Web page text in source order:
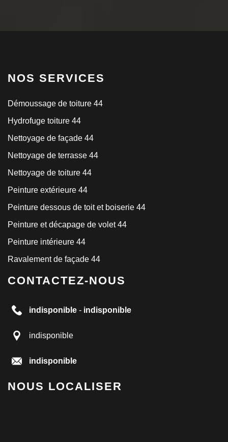
NOS SERVICES
Démoussage de toiture 44
Hydrofuge toiture 44
Nettoyage de façade 44
Nettoyage de terrasse 44
Nettoyage de toiture 44
Peinture extérieure 44
Peinture dessous de toit et boiserie 44
Peinture et décapage de volet 44
Peinture intérieure 44
Ravalement de façade 44
CONTACTEZ-NOUS
indisponible - indisponible
indisponible
indisponible
NOUS LOCALISER